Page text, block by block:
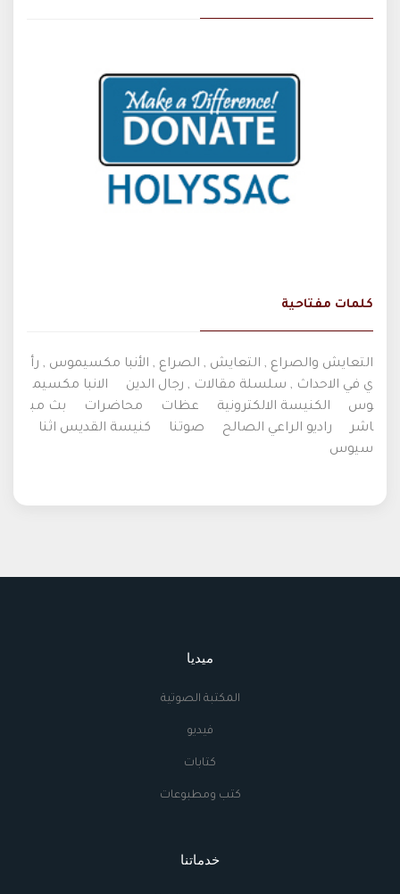
كلمات مفتاحية
التعايش والصراع , التعايش , الصراع , الأنبا مكسيموس , رأ
ي في الاحداث , سلسلة مقالات , رجال الدين
الانبا مكسيم
وس
الكنيسة الالكترونية عظات محاضرات
بث مب
اشر
راديو الراعي الصالح صوتنا
كنيسة القديس اثنا
سيوس
ميديا
المكتبة الصوتية
فيديو
كتابات
كتب ومطبوعات
خدماتنا